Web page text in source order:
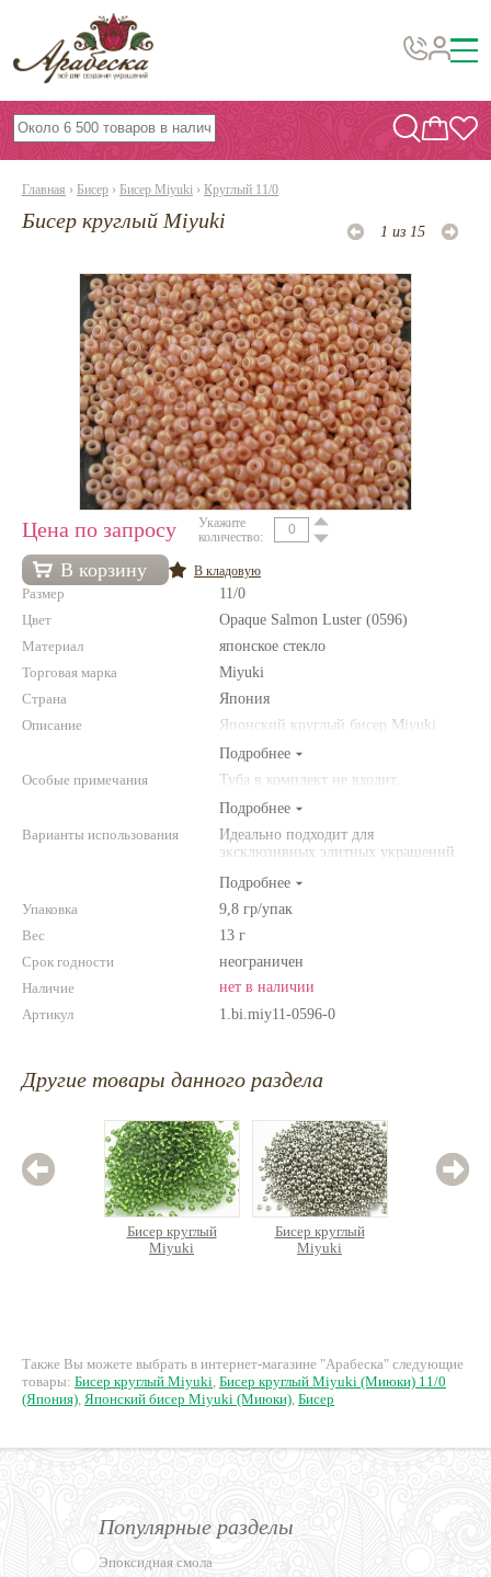
Бусины, подвески, декор
Бисер
Проволока
Инструменты и материалы
Эпоксидная смола
Шнуры, ленты, нитки
По темам и сезонам
Бисер TOHO
Нетемнеющая фурнитура
Всё для вышивки
Проволока
Натуральные камни
Каталог
О магазине
Главная › Бисер › Бисер Miyuki › Круглый 11/0
Бисер круглый Miyuki 1 из 15
Цена по запросу
Укажите
количество:
В корзину В кладовую
Размер
11/0
Цвет
Opaque Salmon Luster (0596)
Материал
японское стекло
Торговая марка
Miyuki
Страна
Япония
Описание
Японский круглый бисер Miyuki
Подробнее
Особые примечания
Туба в комплект не входит.
Подробнее
Варианты использования
Идеально подходит для
эксклюзивных элитных украшений
для сутажной вышивки, для
создания богатых колье, ожерелий,
браслетов, серег и колец.
Фантазируйте!
Подробнее
Упаковка
9,8 гр/упак
Вес
13 г
Срок годности
неограничен
Наличие
нет в наличии
Артикул
1.bi.miy11-0596-0
Другие товары данного раздела
Бисер круглый
Miyuki
Бисер круглый
Miyuki
Также Вы можете выбрать в интернет-магазине "Арабеска" следующие
товары: Бисер круглый Miyuki, Бисер круглый Miyuki (Миюки) 11/0
(Япония), Японский бисер Miyuki (Миюки), Бисер
Популярные разделы
Эпоксидная смола